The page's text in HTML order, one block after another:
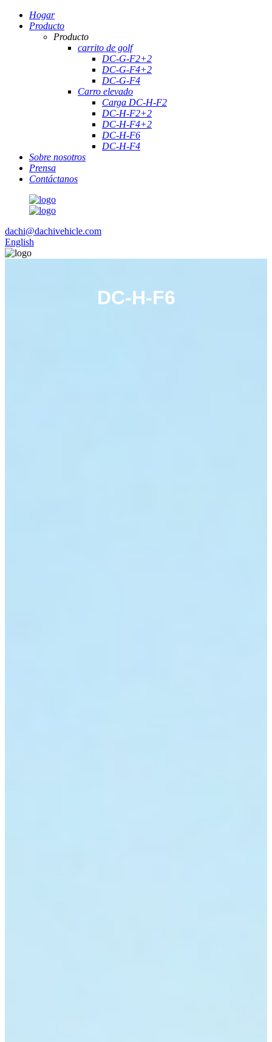
Hogar
Producto
Producto
carrito de golf
DC-G-F2+2
DC-G-F4+2
DC-G-F4
Carro elevado
Carga DC-H-F2
DC-H-F2+2
DC-H-F4+2
DC-H-F6
DC-H-F4
Sobre nosotros
Prensa
Contáctanos
dachi@dachivehicle.com
English
DC-H-F6